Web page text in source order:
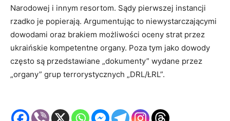
Narodowej i innym resortom. Sądy pierwszej instancji
rzadko je popierają. Argumentując to niewystarczającymi
dowodami oraz brakiem możliwości oceny strat przez
ukraińskie kompetentne organy. Poza tym jako dowody
często są przedstawiane „dokumenty” wydane przez
„organy” grup terrorystycznych „DRL/ŁRL”.